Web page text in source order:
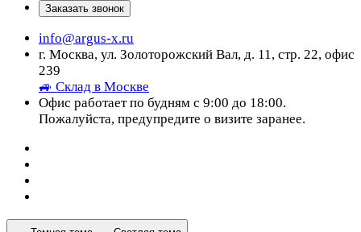
Заказать звонок
info@argus-x.ru
г. Москва, ул. Золоторожский Вал, д. 11, стр. 22, офис
239
🚙 Склад в Москве
Офис работает по будням с 9:00 до 18:00.
Пожалуйста, предупредите о визите заранее.